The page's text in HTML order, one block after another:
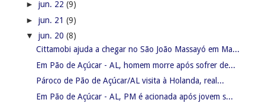
► jun. 22 (9)
► jun. 21 (9)
▼ jun. 20 (8)
Cittamobi ajuda a chegar no São João Massayó em Ma...
Em Pão de Açúcar - AL, homem morre após sofrer de...
Pároco de Pão de Açúcar/AL visita à Holanda, real...
Em Pão de Açúcar - AL, PM é acionada após jovem s...